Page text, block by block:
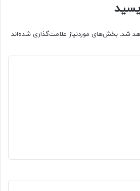
شد. بخش‌های موردنیاز علامت‌گذاری شده‌اند